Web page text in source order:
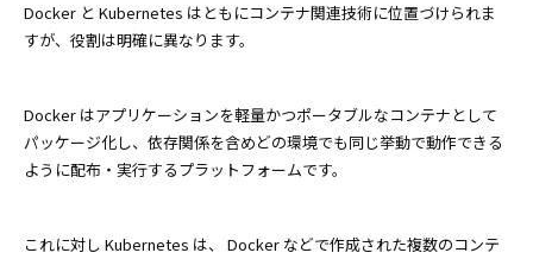
Docker と Kubernetes はともにコンテナ関連技術に位置づけられま
すが、役割は明確に異なります。
Docker はアプリケーションを軽量かつポータブルなコンテナとして
パッケージ化し、依存関係を含めどの環境でも同じ挙動で動作できる
ように配布・実行するプラットフォームです。
これに対し Kubernetes は、 Docker などで作成された複数のコンテ